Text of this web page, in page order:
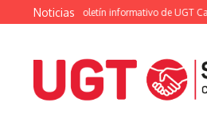
Saltar al contenido
Noticias
Ugetista», el boletín informativo de UGT